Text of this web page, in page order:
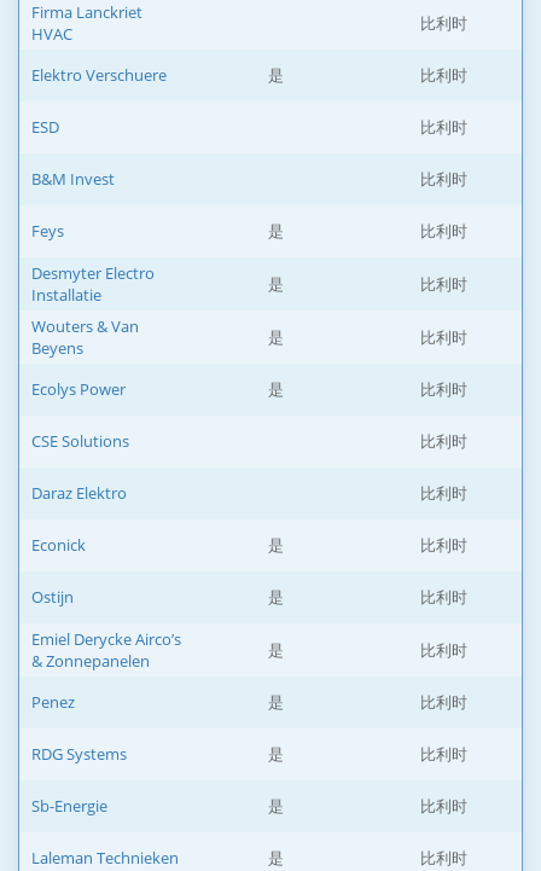
Firma Lanckriet
HVAC
比利时
Elektro Verschuere 是 比利时
ESD 比利时
B&M Invest 比利时
Feys 是
比利时
Desmyter Electro
Installatie
是
比利时
Wouters & Van
Beyens
是 比利时
Ecolys Power 是 比利时
CSE Solutions 比利时
Daraz Elektro 比利时
Econick 是 比利时
Ostijn 是
比利时
Emiel Derycke Airco’s
& Zonnepanelen
是 比利时
Penez 是 比利时
RDG Systems 是 比利时
Sb-Energie 是 比利时
Laleman Technieken 是 比利时